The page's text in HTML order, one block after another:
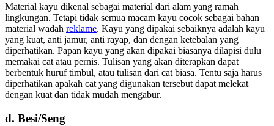
Material kayu dikenal sebagai material dari alam yang ramah
lingkungan. Tetapi tidak semua macam kayu cocok sebagai bahan
material wadah reklame. Kayu yang dipakai sebaiknya adalah kayu
yang kuat, anti jamur, anti rayap, dan dengan ketebalan yang
diperhatikan. Papan kayu yang akan dipakai biasanya dilapisi dulu
memakai cat atau pernis. Tulisan yang akan diterapkan dapat
berbentuk huruf timbul, atau tulisan dari cat biasa. Tentu saja harus
diperhatikan apakah cat yang digunakan tersebut dapat melekat
dengan kuat dan tidak mudah mengabur.
d. Besi/Seng